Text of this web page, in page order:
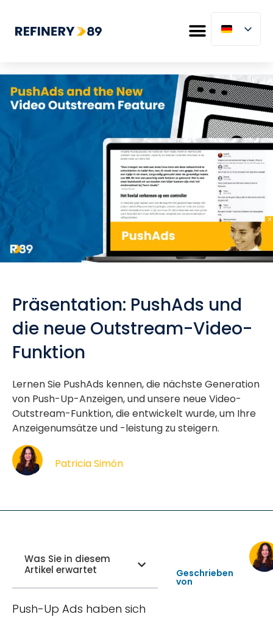
Präsentation: PushAds und
die neue Outstream-Video-
Funktion
Lernen Sie PushAds kennen, die nächste Generation
von Push-Up-Anzeigen, und unsere neue Video-
Outstream-Funktion, die entwickelt wurde, um Ihre
Anzeigenumsätze und -leistung zu steigern.
Patricia Simón
Was Sie in diesem
Artikel erwartet
Push-Up Ads haben sich
Geschrieben
von